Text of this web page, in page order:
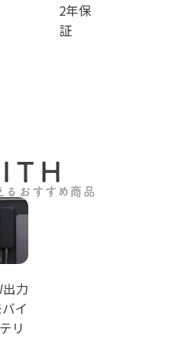
2年保
証
るおすすめ商品
力
イ
リ